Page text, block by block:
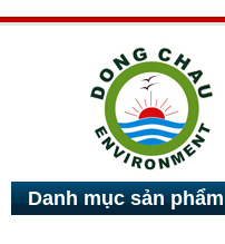
Danh mục sản phẩm